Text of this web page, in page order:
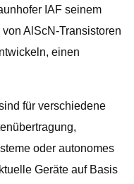
IAF seinem
AlScN-Transistoren
einen
für verschiedene
oder autonomes
Geräte auf Basis